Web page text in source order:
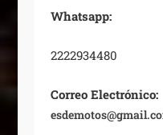
Whatsapp:
2222934480
Correo Electrónico: